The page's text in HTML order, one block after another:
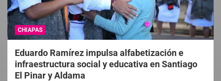
CHIAPAS
Eduardo Ramírez impulsa alfabetización e
infraestructura social y educativa en Santiago
El Pinar y Aldama